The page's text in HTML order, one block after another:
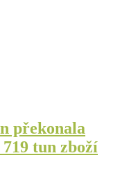
překonala
tun zboží